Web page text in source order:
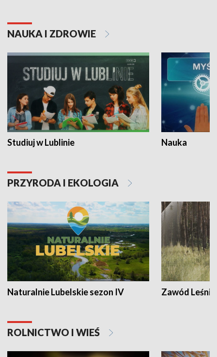
NAUKA I ZDROWIE
Studiuj w Lublinie Nauka
PRZYRODA I EKOLOGIA
Naturalnie Lubelskie sezon IV Zawód Leśnik
ROLNICTWO I WIEŚ